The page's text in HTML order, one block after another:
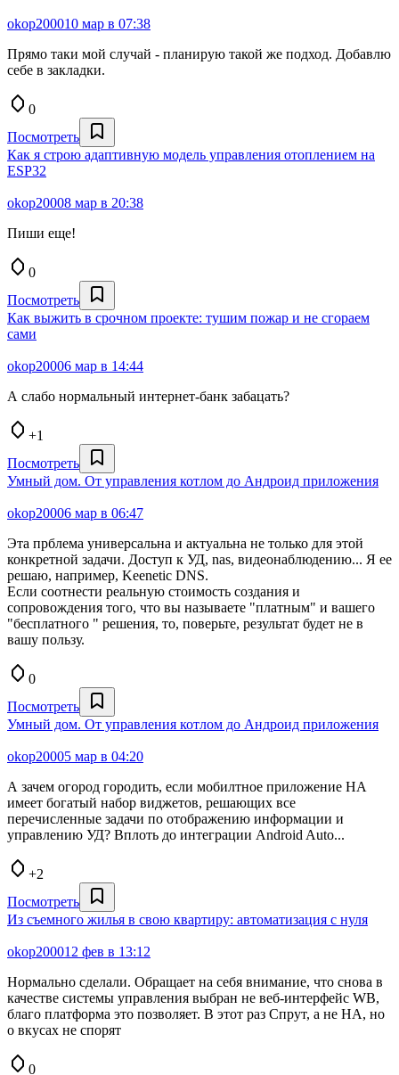
okop200010 мар в 07:38
Прямо таки мой случай - планирую такой же подход. Добавлю
себе в закладки.
0
Посмотреть
Как я строю адаптивную модель управления отоплением на
ESP32
okop20008 мар в 20:38
Пиши еще!
0
Посмотреть
Как выжить в срочном проекте: тушим пожар и не сгораем
сами
okop20006 мар в 14:44
А слабо нормальный интернет-банк забацать?
+1
Посмотреть
Умный дом. От управления котлом до Андроид приложения
okop20006 мар в 06:47
Эта прблема универсальна и актуальна не только для этой
конкретной задачи. Доступ к УД, nas, видеонаблюдению... Я ее
решаю, например, Keenetic DNS.
Если соотнести реальную стоимость создания и
сопровождения того, что вы называете "платным" и вашего
"бесплатного " решения, то, поверьте, результат будет не в
вашу пользу.
0
Посмотреть
Умный дом. От управления котлом до Андроид приложения
okop20005 мар в 04:20
А зачем огород городить, если мобилтное приложение HA
имеет богатый набор виджетов, решающих все
перечисленные задачи по отображению информации и
управлению УД? Вплоть до интеграции Android Auto...
+2
Посмотреть
Из съемного жилья в свою квартиру: автоматизация с нуля
okop200012 фев в 13:12
Нормально сделали. Обращает на себя внимание, что снова в
качестве системы управления выбран не веб-интерфейс WB,
благо платформа это позволяет. В этот раз Спрут, а не НА, но
о вкусах не спорят
0